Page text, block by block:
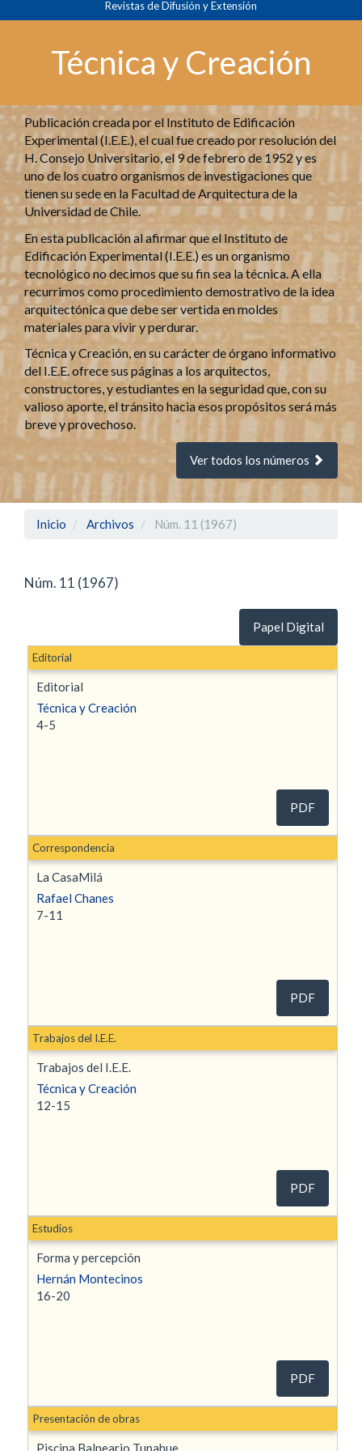
Contenido
Barra
lateral
Revistas de Difusión y Extensión
Técnica y Creación
Publicación creada por el Instituto de Edificación
Experimental (I.E.E.), el cual fue creado por resolución del
H. Consejo Universitario, el 9 de febrero de 1952 y es
uno de los cuatro organismos de investigaciones que
tienen su sede en la Facultad de Arquitectura de la
Universidad de Chile.
En esta publicación al afirmar que el Instituto de
Edificación Experimental (I.E.E.) es un organismo
tecnológico no decimos que su fin sea la técnica. A ella
recurrimos como procedimiento demostrativo de la idea
arquitectónica que debe ser vertida en moldes
materiales para vivir y perdurar.
Técnica y Creación, en su carácter de órgano informativo
del I.E.E. ofrece sus páginas a los arquitectos,
constructores, y estudiantes en la seguridad que, con su
valioso aporte, el tránsito hacia esos propósitos será más
breve y provechoso.
Ver todos los números
Inicio Archivos Núm. 11 (1967)
Núm. 11 (1967)
Papel Digital
Editorial
Técnica y Creación
4-5
Editorial
PDF
La CasaMilá
Rafael Chanes
7-11
Correspondencia
PDF
Trabajos del I.E.E.
Técnica y Creación
12-15
Trabajos del I.E.E.
PDF
Forma y percepción
Hernán Montecinos
16-20
Estudios
PDF
Piscina Balneario Tupahue
Presentación de obras